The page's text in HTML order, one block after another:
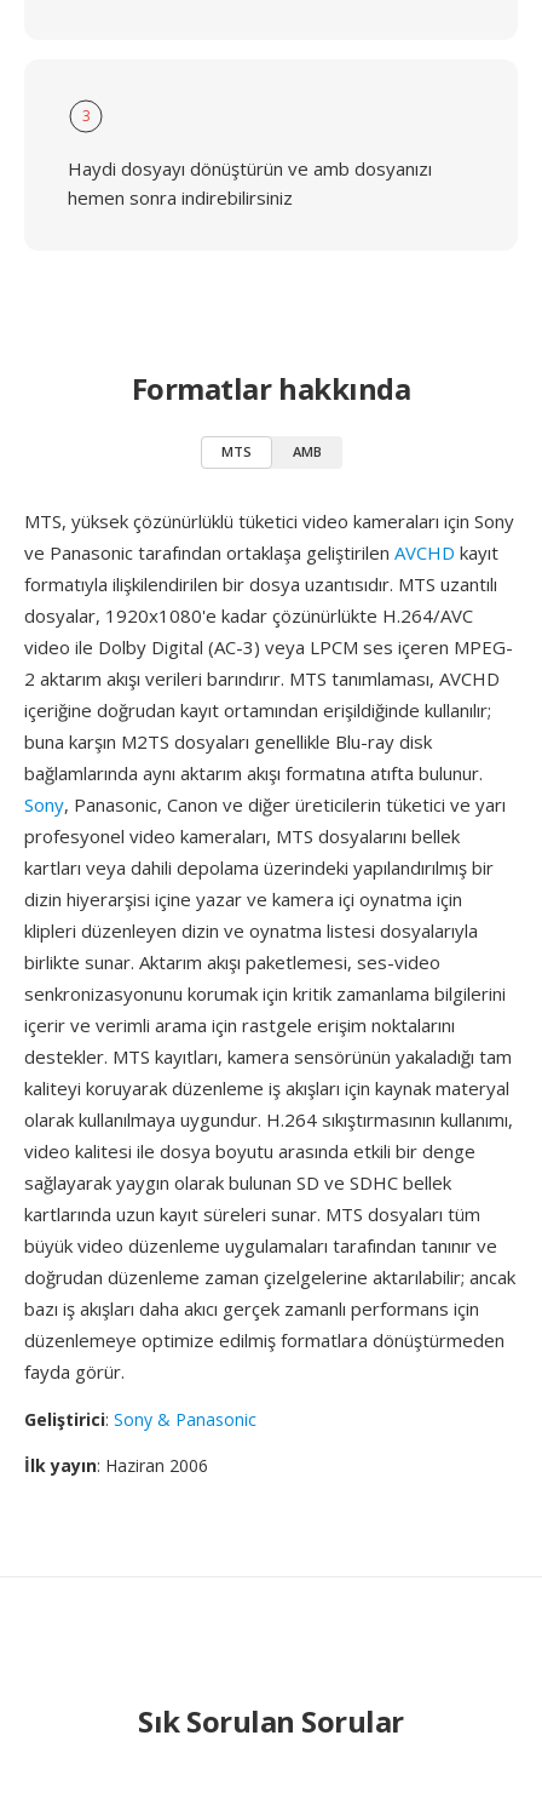
3
Haydi dosyayı dönüştürün ve amb dosyanızı
hemen sonra indirebilirsiniz
Formatlar hakkında
MTS AMB
MTS, yüksek çözünürlüklü tüketici video kameraları için Sony
ve Panasonic tarafından ortaklaşa geliştirilen AVCHD kayıt
formatıyla ilişkilendirilen bir dosya uzantısıdır. MTS uzantılı
dosyalar, 1920x1080'e kadar çözünürlükte H.264/AVC
video ile Dolby Digital (AC-3) veya LPCM ses içeren MPEG-
2 aktarım akışı verileri barındırır. MTS tanımlaması, AVCHD
içeriğine doğrudan kayıt ortamından erişildiğinde kullanılır;
buna karşın M2TS dosyaları genellikle Blu-ray disk
bağlamlarında aynı aktarım akışı formatına atıfta bulunur.
Sony, Panasonic, Canon ve diğer üreticilerin tüketici ve yarı
profesyonel video kameraları, MTS dosyalarını bellek
kartları veya dahili depolama üzerindeki yapılandırılmış bir
dizin hiyerarşisi içine yazar ve kamera içi oynatma için
klipleri düzenleyen dizin ve oynatma listesi dosyalarıyla
birlikte sunar. Aktarım akışı paketlemesi, ses-video
senkronizasyonunu korumak için kritik zamanlama bilgilerini
içerir ve verimli arama için rastgele erişim noktalarını
destekler. MTS kayıtları, kamera sensörünün yakaladığı tam
kaliteyi koruyarak düzenleme iş akışları için kaynak materyal
olarak kullanılmaya uygundur. H.264 sıkıştırmasının kullanımı,
video kalitesi ile dosya boyutu arasında etkili bir denge
sağlayarak yaygın olarak bulunan SD ve SDHC bellek
kartlarında uzun kayıt süreleri sunar. MTS dosyaları tüm
büyük video düzenleme uygulamaları tarafından tanınır ve
doğrudan düzenleme zaman çizelgelerine aktarılabilir; ancak
bazı iş akışları daha akıcı gerçek zamanlı performans için
düzenlemeye optimize edilmiş formatlara dönüştürmeden
fayda görür.
Geliştirici: Sony & Panasonic
İlk yayın: Haziran 2006
Sık Sorulan Sorular